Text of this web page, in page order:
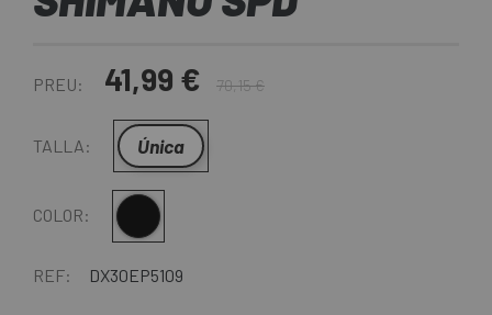
PREU: 41,99 € 70,15 €
TALLA: Única
COLOR: Negre
REF: DX30EP5109